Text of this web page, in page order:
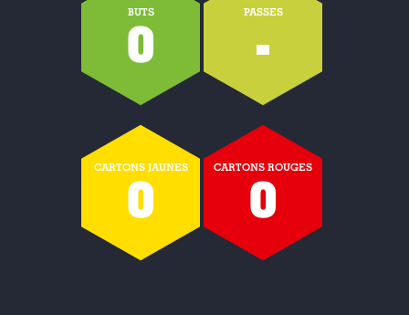
BUTS
0
PASSES
-
CARTONS JAUNES
0
CARTONS ROUGES
0